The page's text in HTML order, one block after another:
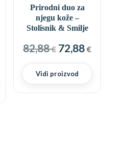
cijena
86,88 €.
Prirodni duo za
njegu kože –
Stolisnik & Smilje
82,88€ Izvorna
cijena
bila
je:
72,88€
je:
72,88
Vidi proizvod